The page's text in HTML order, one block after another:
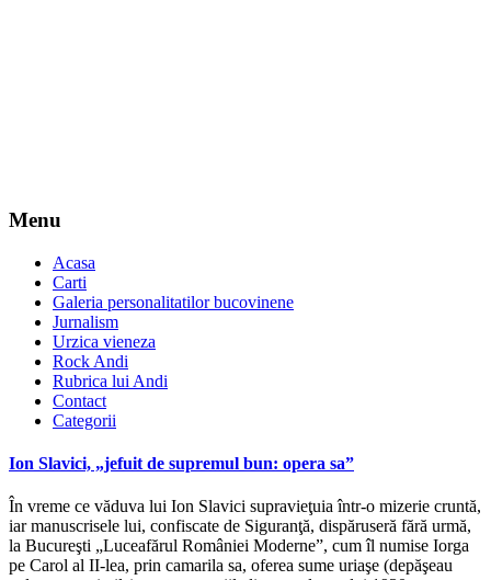
Menu
Acasa
Carti
Galeria personalitatilor bucovinene
Jurnalism
Urzica vieneza
Rock Andi
Rubrica lui Andi
Contact
Categorii
Ion Slavici, „jefuit de supremul bun: opera sa”
În vreme ce văduva lui Ion Slavici supravieţuia într-o mizerie cruntă,
iar manuscrisele lui, confiscate de Siguranţă, dispăruseră fără urmă,
la Bucureşti „Luceafărul României Moderne”, cum îl numise Iorga
pe Carol al II-lea, prin camarila sa, oferea sume uriaşe (depăşeau